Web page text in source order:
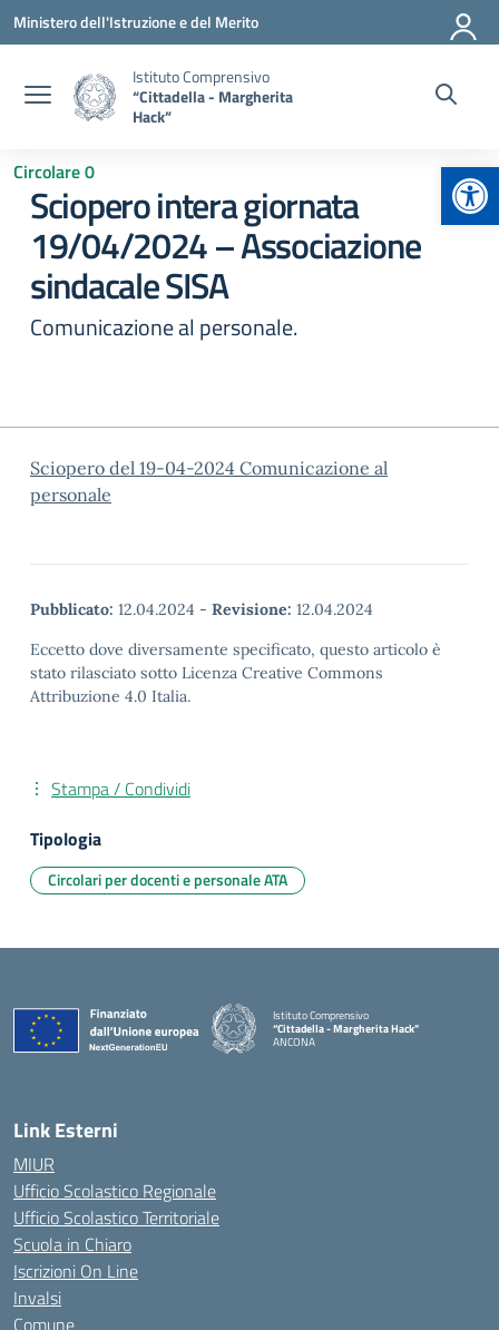
Vai ai contenuti
Vai al menu di navigazione
Vai al footer
Ministero dell'Istruzione e del Merito
Istituto Comprensivo
“Cittadella - Margherita
Hack”
Circolare 0
Sciopero intera giornata
19/04/2024 – Associazione
sindacale SISA
Comunicazione al personale.
Sciopero del 19-04-2024 Comunicazione al
personale
Pubblicato: 12.04.2024 - Revisione: 12.04.2024
Eccetto dove diversamente specificato, questo articolo è
stato rilasciato sotto Licenza Creative Commons
Attribuzione 4.0 Italia.
Stampa / Condividi
Tipologia
Circolari per docenti e personale ATA
Istituto Comprensivo
“Cittadella - Margherita Hack”
ANCONA
Link Esterni
MIUR
Ufficio Scolastico Regionale
Ufficio Scolastico Territoriale
Scuola in Chiaro
Iscrizioni On Line
Invalsi
Comune